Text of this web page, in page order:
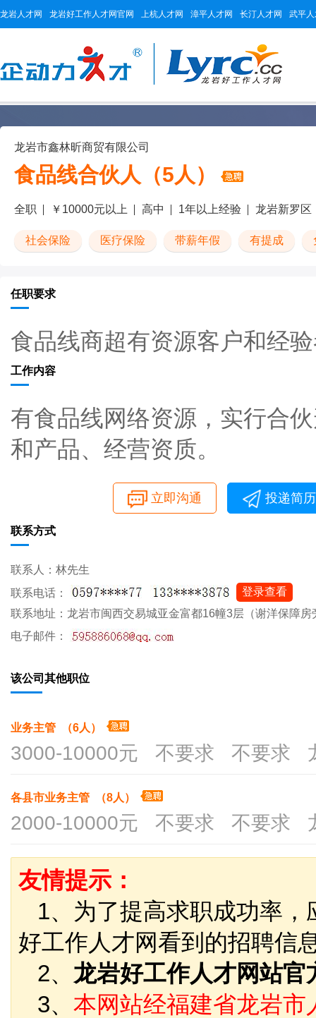
龙岩人才网 龙岩好工作人才网官网 上杭人才网 漳平人才网 长汀人才网 武平
龙岩市鑫林昕商贸有限公司
食品线合伙人（5人）
全职 ￥10000元以上 高中 1年以上经验 龙岩新罗区
社会保险 医疗保险 带薪年假 有提成
任职要求
食品线商超有资源客户和经
工作内容
有食品线网络资源，实行合
和产品、经营资质。
立即沟通 投递简历
联系方式
联系人：林先生
联系电话：
登录查看
联系地址：龙岩市闽西交易城亚金富都16幢3层（谢洋保障
电子邮件：
该公司其他职位
业务主管 （6人）
3000-10000元 不要求 不要求
各县市业务主管 （8人）
2000-10000元 不要求 不要求
友情提示：
1、为了提高求职成功率，
好工作人才网看到的招聘信
2、 龙岩好工作人才网站
3、 本网站经福建省龙岩